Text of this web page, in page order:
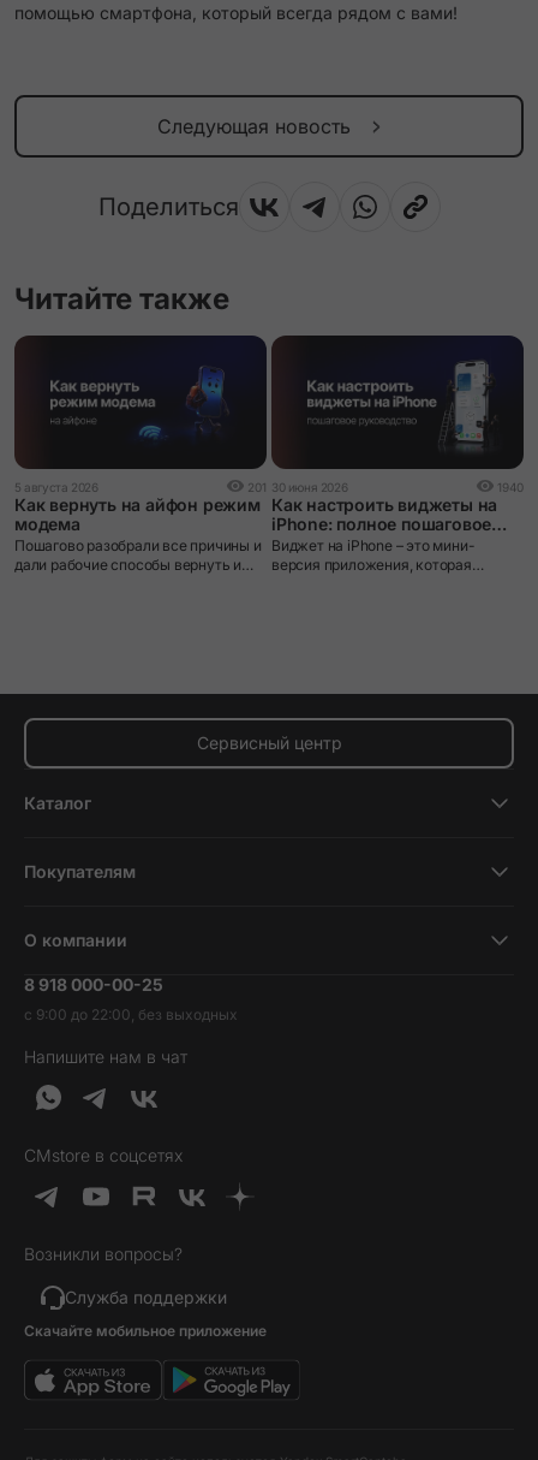
помощью смартфона, который всегда рядом с вами!
Следующая новость
Поделиться
Читайте также
5 августа 2026 201
Как вернуть на айфон режим
модема
Пошагово разобрали все причины и
дали рабочие способы вернуть и
30 июня 2026 1940
Как настроить виджеты на
iPhone: полное пошаговое
руководство
Виджет на iPhone – это мини-
версия приложения, которая
Сервисный центр
Каталог
Планшеты
Наушники и колонки
Гаджеты
Услуги и софт
Идеи подарков
Товары дня
Выгодные комплекты
Хиты продаж
Уценка
Покупателям
Трейд-ин
Гарантия и возврат
Доставка и оплата
Кредит и рассрочка
О компании
Вакансии
Контакты
Обратная связь
О нас
8 918 000-00-25
с 9:00 до 22:00, без выходных
Напишите нам в чат
CMstore в соцсетях
Возникли вопросы?
Служба поддержки
Скачайте мобильное приложение